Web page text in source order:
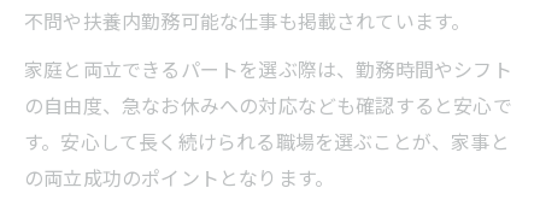
不問や扶養内勤務可能な仕事も掲載されています。
家庭と両立できるパートを選ぶ際は、勤務時間やシフト
の自由度、急なお休みへの対応なども確認すると安心で
す。安心して長く続けられる職場を選ぶことが、家事と
の両立成功のポイントとなります。